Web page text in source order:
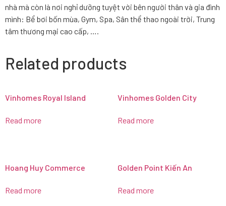
nhà mà còn là nơi nghỉ dưỡng tuyệt vời bên người thân và gia đình
mình: Bể bơi bốn mùa, Gym, Spa, Sân thể thao ngoài trời, Trung
tâm thương mại cao cấp, ….
Related products
Vinhomes Royal Island
Read more
Vinhomes Golden City
Read more
Hoang Huy Commerce
Read more
Golden Point Kiến An
Read more